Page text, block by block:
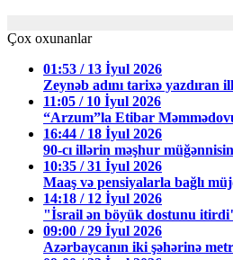
Çox oxunanlar
01:53 / 13 İyul 2026
Zeynəb adını tarixə yazdıran
11:05 / 10 İyul 2026
“Arzum”la Etibar
16:44 / 18 İyul 2026
90-cı illərin məşhur
10:35 / 31 İyul 2026
Maaş və pensiyalarla bağlı
14:18 / 12 İyul 2026
"İsrail ən böyük dostunu
09:00 / 29 İyul 2026
Azərbaycanın iki şəhərinə